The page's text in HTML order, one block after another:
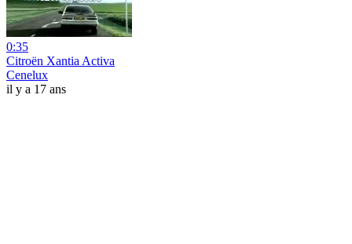
0:35
Citroën Xantia Activa
Cenelux
il y a 17 ans